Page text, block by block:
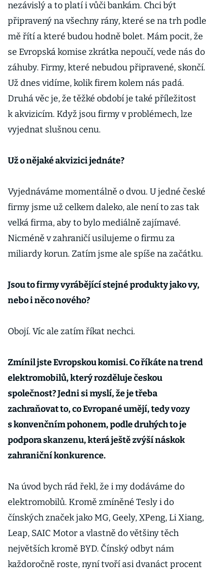
nezávislý a to platí i vůči bankám. Chci být
připravený na všechny rány, které se na trh podle
mě řítí a které budou hodně bolet. Mám pocit, že
se Evropská komise zkrátka nepoučí, vede nás do
záhuby. Firmy, které nebudou připravené, skončí.
Už dnes vidíme, kolik firem kolem nás padá.
Druhá věc je, že těžké období je také příležitost
k akvizicím. Když jsou firmy v problémech, lze
vyjednat slušnou cenu.
Už o nějaké akvizici jednáte?
Vyjednáváme momentálně o dvou. U jedné české
firmy jsme už celkem daleko, ale není to zas tak
velká firma, aby to bylo mediálně zajímavé.
Nicméně v zahraničí usilujeme o firmu za
miliardy korun. Zatím jsme ale spíše na začátku.
Jsou to firmy vyrábějící stejné produkty jako vy,
nebo i něco nového?
Obojí. Víc ale zatím říkat nechci.
Zmínil jste Evropskou komisi. Co říkáte na trend
elektromobilů, který rozděluje českou
společnost? Jedni si myslí, že je třeba
zachraňovat to, co Evropané umějí, tedy vozy
s konvenčním pohonem, podle druhých to je
podpora skanzenu, která ještě zvýší náskok
zahraniční konkurence.
Na úvod bych rád řekl, že i my dodáváme do
elektromobilů. Kromě zmíněné Tesly i do
čínských značek jako MG, Geely, XPeng, Li Xiang,
Leap, SAIC Motor a vlastně do většiny těch
největších kromě BYD. Čínský odbyt nám
každoročně roste, nyní tvoří asi dvanáct procent